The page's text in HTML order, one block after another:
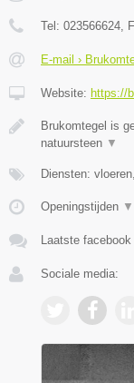
Tel: 023566624,
E-mail ›
Website: https://
Brukomtegel is
natuursteen ▼
Diensten:
Openingstijden ▼
Laatste
Sociale media: